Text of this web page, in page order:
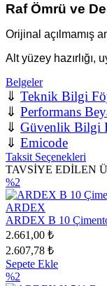
Raf Ömrü ve
Orijinal açılmamış
Alt yüzey
Belgeler
⇓ Teknik Bilgi
⇓ Performans
⇓ Güvenlik Bilgi
⇓ Emicode
Taksit Seçenekleri
TAVSİYE EDİLEN
%2
ARDEX
ARDEX B 10
2.661,00 ₺
2.607,78 ₺
Sepete Ekle
%2